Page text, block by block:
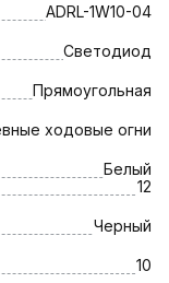
ADRL-1W10-04
Светодиод
Прямоугольная
ходовые огни
Белый
12
Черный
10